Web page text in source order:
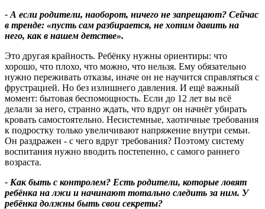
- А если родители, наоборот, ничего не запрещают? Сейчас
в тренде: «пусть сам разбирается, не хотим давить на
него, как в нашем детстве».
Это другая крайность. Ребёнку нужны ориентиры: что
хорошо, что плохо, что можно, что нельзя. Ему обязательно
нужно переживать отказы, иначе он не научится справляться с
фрустрацией. Но без излишнего давления. И ещё важный
момент: бытовая беспомощность. Если до 12 лет вы всё
делали за него, странно ждать, что вдруг он начнёт убирать
кровать самостоятельно. Несистемные, хаотичные требования
к подростку только увеличивают напряжение внутри семьи.
Он раздражен - с чего вдруг требования? Поэтому систему
воспитания нужно вводить постепенно, с самого раннего
возраста.
- Как быть с контролем? Есть родители, которые ловят
ребёнка на лжи и начинают тотально следить за ним. У
ребёнка должны быть свои секреты?